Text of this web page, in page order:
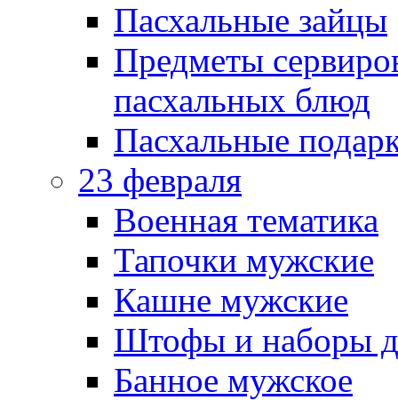
Пасхальные зайцы
Предметы
пасхальных блюд
Пасхальные
23 февраля
Военная тематика
Тапочки мужские
Кашне мужские
Штофы и наборы
Банное мужское